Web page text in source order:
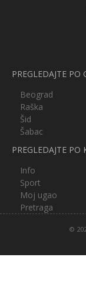
PREGLEDAJTE PO
Beograd
Raška
Šid
Šabac
PREGLEDAJTE PO
Info
Sport
Moj ugao
Pretraga
©